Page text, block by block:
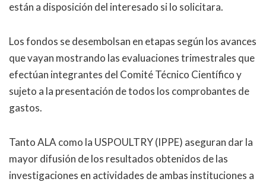
están a disposición del interesado si lo solicitara.
Los fondos se desembolsan en etapas según los avances
que vayan mostrando las evaluaciones trimestrales que
efectúan integrantes del Comité Técnico Científico y
sujeto a la presentación de todos los comprobantes de
gastos.
Tanto ALA como la USPOULTRY (IPPE) aseguran dar la
mayor difusión de los resultados obtenidos de las
investigaciones en actividades de ambas instituciones a